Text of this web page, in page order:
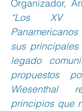
“Los XV
sus
legado
propuestos
Wiesenthal
principios que